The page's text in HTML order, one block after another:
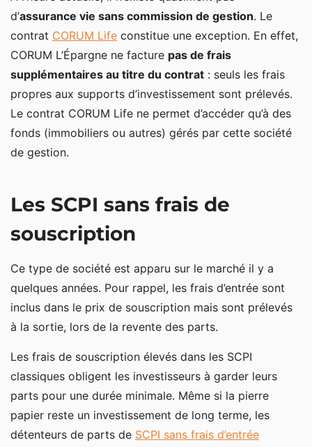
d’assurance vie sans commission de gestion. Le
contrat CORUM Life constitue une exception. En effet,
CORUM L’Épargne ne facture pas de frais
supplémentaires au titre du contrat : seuls les frais
propres aux supports d’investissement sont prélevés.
Le contrat CORUM Life ne permet d’accéder qu’à des
fonds (immobiliers ou autres) gérés par cette société
de gestion.
Les SCPI sans frais de
souscription
Ce type de société est apparu sur le marché il y a
quelques années. Pour rappel, les frais d’entrée sont
inclus dans le prix de souscription mais sont prélevés
à la sortie, lors de la revente des parts.
Les frais de souscription élevés dans les SCPI
classiques obligent les investisseurs à garder leurs
parts pour une durée minimale. Même si la pierre
papier reste un investissement de long terme, les
détenteurs de parts de SCPI sans frais d’entrée